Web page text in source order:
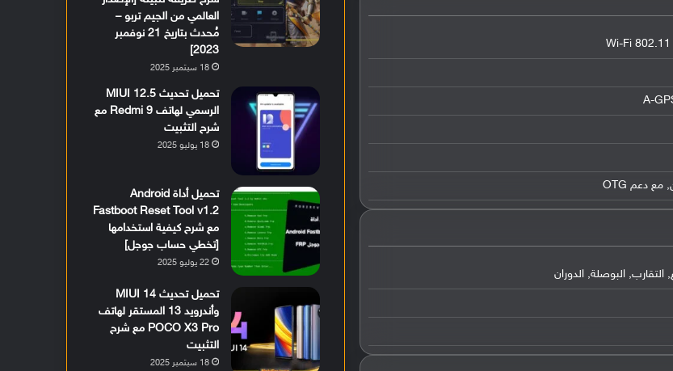
Wi-Fi
البوصلة, الدوران
العالمي من الجيم تربو –
مُحدث بتاريخ 21 نوفمبر
2023]
18 سبتمبر 2025
تحميل تحديث MIUI 12.5
الرسمي لهاتف Redmi 9 مع
شرح التثبيت
18 يوليو 2025
تحميل أداة Android
Fastboot Reset Tool v1.2
مع شرح كيفية استخدامها
[تخطي حساب جوجل]
22 يوليو 2025
تحميل تحديث MIUI 14
وأندرويد 13 المستقر لهاتف
POCO X3 Pro مع شرح
التثبيت
18 سبتمبر 2025